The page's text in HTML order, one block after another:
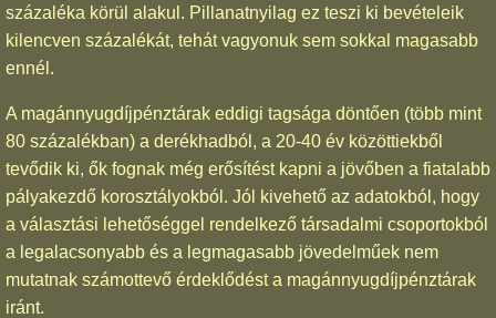
százaléka körül alakul. Pillanatnyilag ez teszi ki bevételeik
kilencven százalékát, tehát vagyonuk sem sokkal magasabb
ennél.
A magánnyugdíjpénztárak eddigi tagsága döntően (több mint
80 százalékban) a derékhadból, a 20-40 év közöttiekből
tevődik ki, ők fognak még erősítést kapni a jövőben a fiatalabb
pályakezdő korosztályokból. Jól kivehető az adatokból, hogy
a választási lehetőséggel rendelkező társadalmi csoportokból
a legalacsonyabb és a legmagasabb jövedelműek nem
mutatnak számottevő érdeklődést a magánnyugdíjpénztárak
iránt.